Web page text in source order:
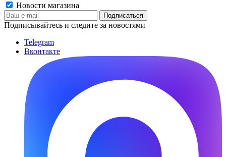
Новости магазина
Подписывайтесь и следите за новостями
Telegram
Вконтакте